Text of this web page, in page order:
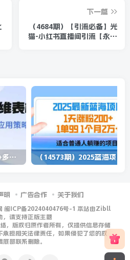
下一篇
（4684期）【引流必备】光
猫-小红书直播间引流【永久
（14280期）Deepseek+多维表格，银行营销新利器，深度解析应用策略，提升营销效果
明 广告合作 关于我们
闽ICP备2024040476号-1 本站由Zibll
，请支持正版主题
，版权归原作者所有，仅提供信息存储
担相关法律责任，如果侵犯了您的权
底部联系删除。